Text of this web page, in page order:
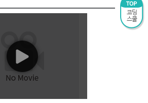
코딩
스쿨